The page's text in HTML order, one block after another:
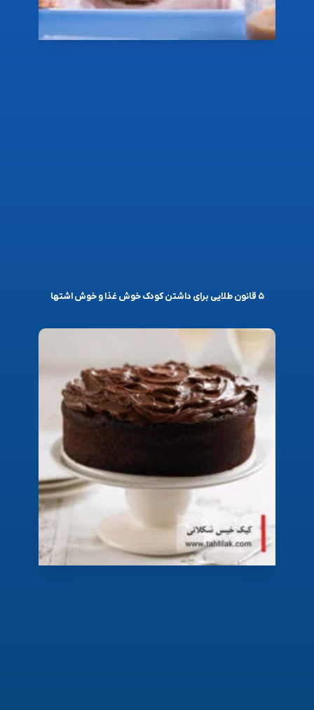
۵ قانون طلایی برای داشتن کودک خوش غذا و خوش اشتها